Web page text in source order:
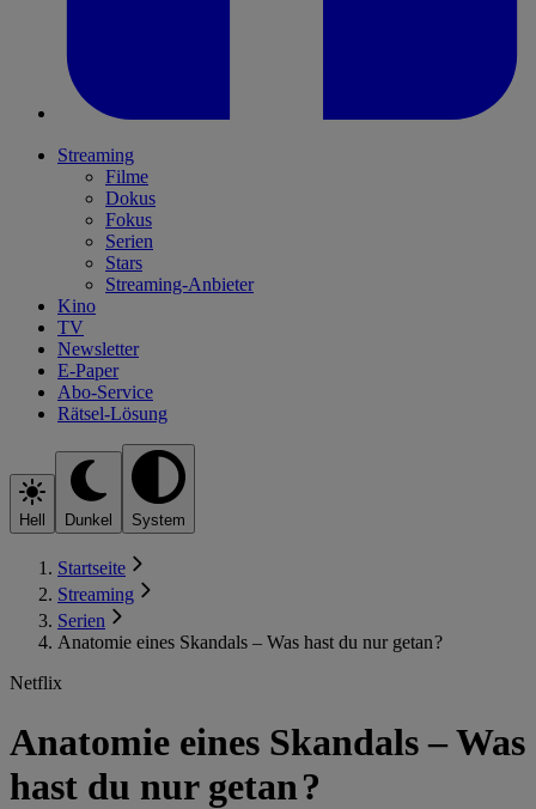
Streaming
Filme
Dokus
Fokus
Serien
Stars
Streaming-Anbieter
Kino
TV
Newsletter
E-Paper
Abo-Service
Rätsel-Lösung
Hell Dunkel System
Startseite
Streaming
Serien
Anatomie eines Skandals – Was hast du nur getan ?
Netflix
Anatomie eines Skandals – Was
hast du nur getan ?